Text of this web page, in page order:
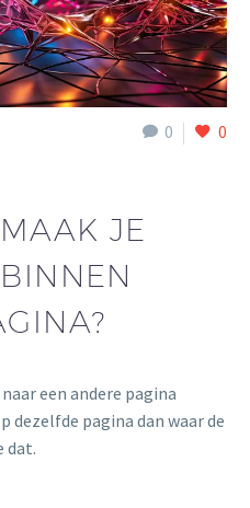
0 0
JE
een andere pagina
dezelfde pagina dan waar de
dat.